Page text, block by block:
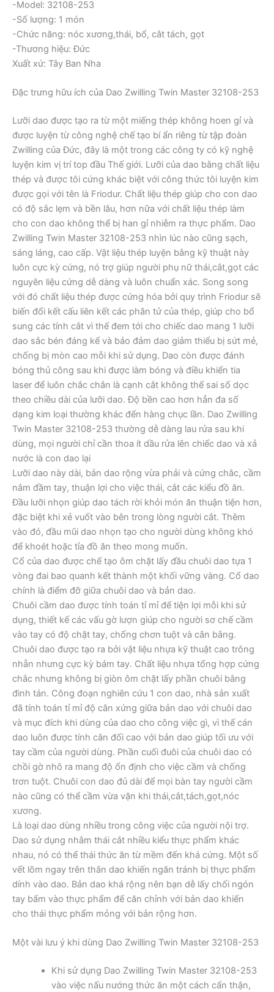
-Model: 32108-253
-Số lượng: 1 món
-Chức năng: nóc xương,thái, bổ, cắt tách, gọt
-Thương hiệu: Đức
Xuất xứ: Tây Ban Nha
Đặc trưng hữu ích của Dao Zwilling Twin Master 32108-253
Lưỡi dao được tạo ra từ một miếng thép không hoen gỉ và
được luyện từ công nghệ chế tạo bí ẩn riêng từ tập đoàn
Zwilling của Đức, đây là một trong các công ty có kỹ nghệ
luyện kim vị trí top đầu Thế giới. Lưỡi của dao bằng chất liệu
thép và được tôi cứng khác biệt với công thức tôi luyện kim
được gọi với tên là Friodur. Chất liệu thép giúp cho con dao
có độ sắc lẹm và bền lâu, hơn nữa với chất liệu thép làm
cho con dao không thể bị han gỉ nhiễm ra thực phẩm. Dao
Zwilling Twin Master 32108-253 nhìn lúc nào cũng sạch,
sáng láng, cao cấp. Vật liệu thép luyện bằng kỹ thuật này
luôn cực kỳ cứng, nó trợ giúp người phụ nữ thái,cắt,gọt các
nguyên liệu cứng dễ dàng và luôn chuẩn xác. Song song
với đó chất liệu thép được cứng hóa bởi quy trình Friodur sẽ
biến đổi kết cấu liên kết các phân tử của thép, giúp cho bổ
sung các tính cắt vì thế đem tới cho chiếc dao mang 1 lưỡi
dao sắc bén đáng kể và bảo đảm dao giảm thiểu bị sứt mẻ,
chống bị mòn cao mỗi khi sử dụng. Dao còn được đánh
bóng thủ công sau khi được làm bóng và điều khiển tia
laser để luôn chắc chắn là cạnh cắt không thể sai số dọc
theo chiều dài của lưỡi dao. Độ bền cao hơn hẳn đa số
dạng kim loại thường khác đến hàng chục lần. Dao Zwilling
Twin Master 32108-253 thường dễ dàng lau rửa sau khi
dùng, mọi người chỉ cần thoa ít dầu rửa lên chiếc dao và xả
nước là con dao lại
Lưỡi dao này dài, bản dao rộng vừa phải và cứng chắc, cầm
nắm đầm tay, thuận lợi cho việc thái, cắt các kiểu đồ ăn.
Đầu lưỡi nhọn giúp dao tách rời khỏi món ăn thuận tiện hơn,
đặc biệt khi xẻ vuốt vào bên trong lòng người cắt. Thêm
vào đó, đầu mũi dao nhọn tạo cho người dùng không khó
để khoét hoặc tỉa đồ ăn theo mong muốn.
Cổ của dao được chế tạo ôm chặt lấy đầu chuôi dao tựa 1
vòng đai bao quanh kết thành một khối vững vàng. Cổ dao
chính là điểm đỡ giữa chuôi dao và bản dao.
Chuôi cầm dao được tính toán tỉ mỉ để tiện lợi mỗi khi sử
dụng, thiết kế các vấu gờ lượn giúp cho người sơ chế cầm
vào tay có độ chặt tay, chống chơn tuột và cân bằng.
Chuôi dao được tạo ra bởi vật liệu nhựa kỹ thuật cao trông
nhẵn nhưng cực kỳ bám tay. Chất liệu nhựa tổng hợp cứng
chắc nhưng không bị giòn ôm chặt lấy phần chuôi bằng
đinh tán. Công đoạn nghiên cứu 1 con dao, nhà sản xuất
đã tính toán tỉ mỉ độ cân xứng giữa bản dao với chuôi dao
và mục đích khi dùng của dao cho công việc gì, vì thế cán
dao luôn được tính cân đối cao với bản dao giúp tối ưu với
tay cầm của người dùng. Phần cuối đuôi của chuôi dao có
chồi gờ nhô ra mang độ ổn định cho việc cầm và chống
trơn tuột. Chuôi con dao đủ dài để mọi bàn tay người cầm
nào cũng có thể cầm vừa vặn khi thái,cắt,tách,gọt,nóc
xương.
Là loại dao dùng nhiều trong công việc của người nội trợ.
Dao sử dụng nhằm thái cắt nhiều kiểu thực phẩm khác
nhau, nó có thể thái thức ăn từ mềm đến khá cứng. Một số
vết lõm ngay trên thân dao khiến ngăn tránh bị thực phẩm
dính vào dao. Bản dao khá rộng nên bạn dễ lấy chối ngón
tay bấm vào thực phẩm để căn chỉnh với bản dao khiến
cho thái thực phẩm mỏng với bản rộng hơn.
Một vài lưu ý khi dùng Dao Zwilling Twin Master 32108-253
Khi sử dụng Dao Zwilling Twin Master 32108-253
vào việc nấu nướng thức ăn một cách cẩn thận,